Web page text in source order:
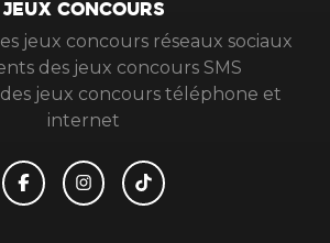
JEUX CONCOURS
jeux concours réseaux sociaux
des jeux concours SMS
jeux concours téléphone et
internet